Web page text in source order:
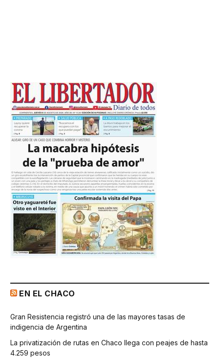
EN EL CHACO
Gran Resistencia registró una de las mayores tasas de
indigencia de Argentina
La privatización de rutas en Chaco llega con peajes de hasta
4.259 pesos